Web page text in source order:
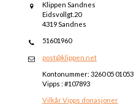
Klippen Sandnes
Eidsvollgt.20
4319 Sandnes
51601960
post@klippen.net
Kontonummer: 3260 05 01053
Vipps : #107893
Vilkår Vipps donasjoner